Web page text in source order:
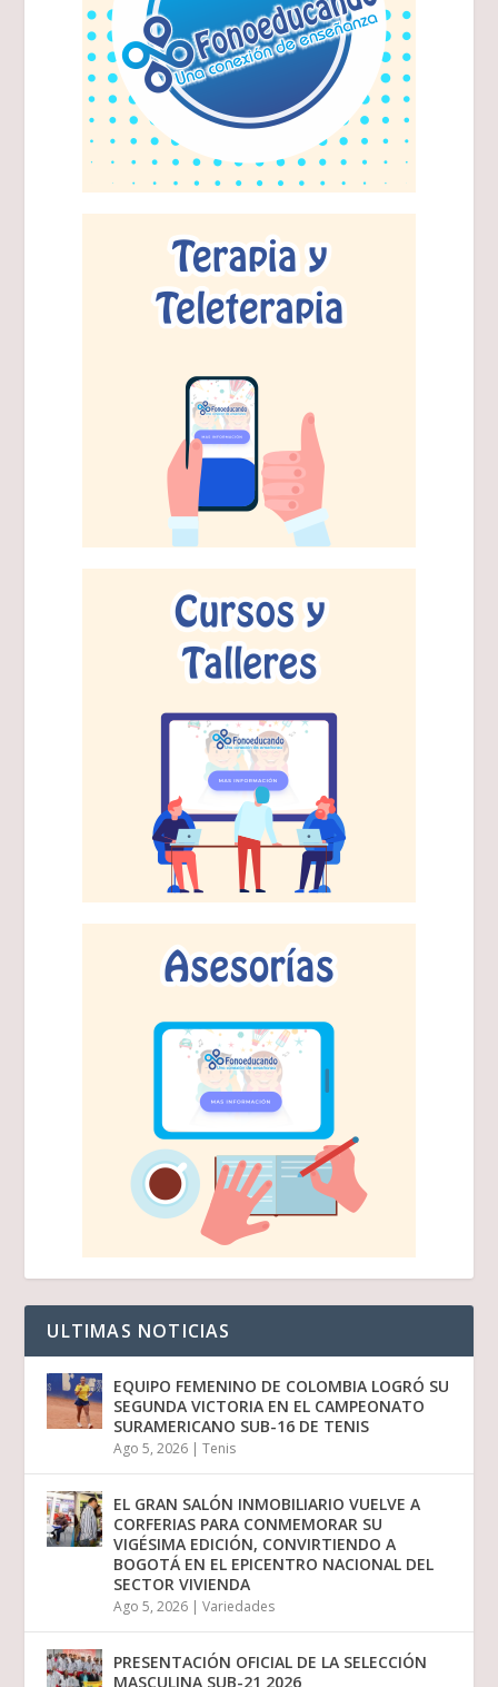
ULTIMAS NOTICIAS
EQUIPO FEMENINO DE COLOMBIA LOGRÓ SU
SEGUNDA VICTORIA EN EL CAMPEONATO
SURAMERICANO SUB-16 DE TENIS
Ago 5, 2026 |Tenis
EL GRAN SALÓN INMOBILIARIO VUELVE A
CORFERIAS PARA CONMEMORAR SU
VIGÉSIMA EDICIÓN, CONVIRTIENDO A
BOGOTÁ EN EL EPICENTRO NACIONAL DEL
SECTOR VIVIENDA
Ago 5, 2026 |Variedades
PRESENTACIÓN OFICIAL DE LA SELECCIÓN
MASCULINA SUB-21 2026